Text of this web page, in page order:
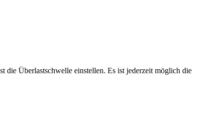
die Überlastschwelle einstellen. Es ist jederzeit möglich die